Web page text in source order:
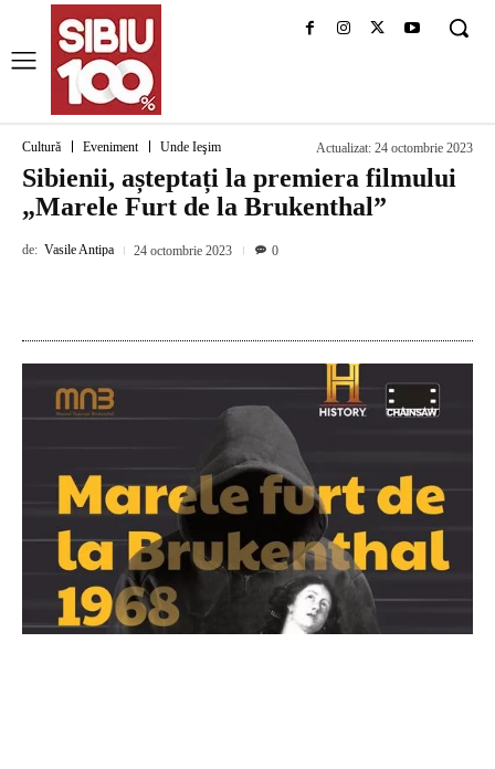
Cultură Eveniment Unde Ieşim Actualizat: 24 octombrie 2023
Sibienii, așteptați la premiera filmului
„Marele Furt de la Brukenthal”
de: Vasile Antipa 24 octombrie 2023 0